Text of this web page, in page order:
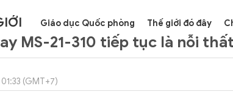
Giáo dục Quốc phòng Thế giới đó đây
MS-21-310 tiếp tục là nỗi
(GMT+7)